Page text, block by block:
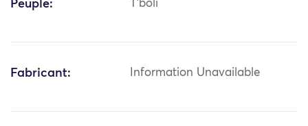
Peuple: T'boli
Fabricant: Information Unavailable